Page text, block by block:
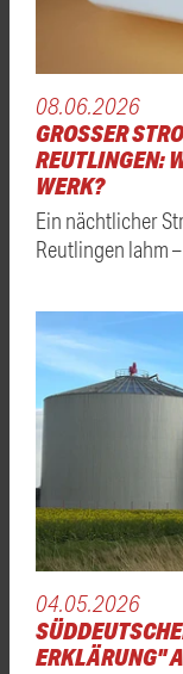
08.06.2026
GROSSER
EUTLINGEN:
ERK?
Ein nächtlicher
Reutlingen lahm
04.05.2026
ERKLÄRUNG"